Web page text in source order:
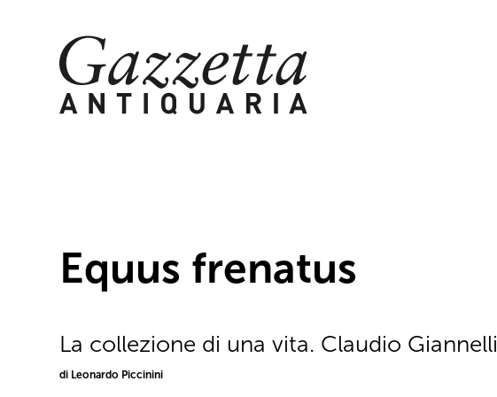
Skip
to
content
Equus frenatus
La collezione di una vita. Claudio Giannelli
di Leonardo Piccinini